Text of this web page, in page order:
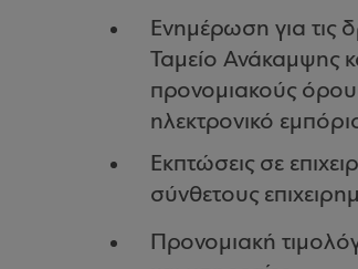
Ενημέρωση για τις
Ταμείο Ανάκαμψης
προνομιακούς
ηλεκτρονικό
Εκπτώσεις σε
σύνθετους
Προνομιακή